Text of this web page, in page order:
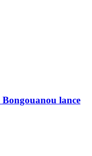
lance